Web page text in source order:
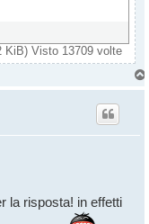
KiB) Visto 13709 volte
la risposta! in effetti